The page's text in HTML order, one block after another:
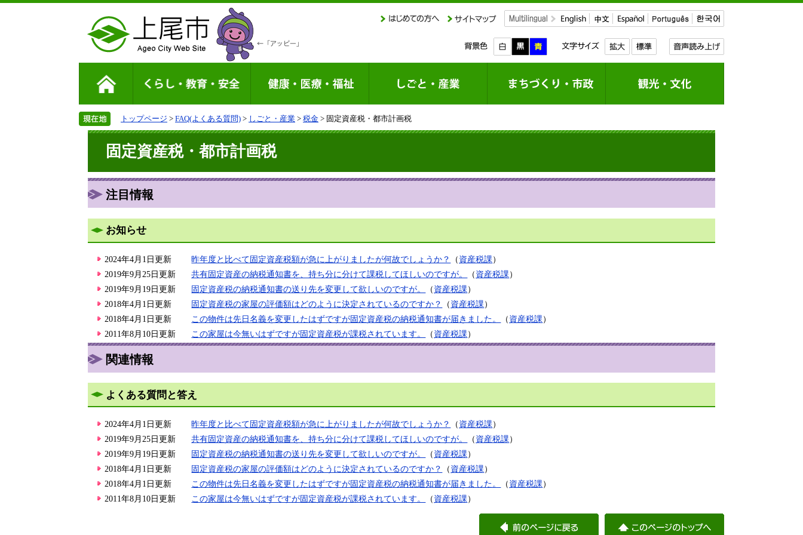
トップページ > FAQ(よくある質問) > しごと・産業 > 税金 > 固定資産税・都市計画税
固定資産税・都市計画税
注目情報
お知らせ
2024年4月1日更新 昨年度と比べて固定資産税額が急に上がりましたが何故でしょうか？ （資産税課）
2019年9月25日更新
共有固定資産の納税通知書を、持ち分に分けて課税してほしいのですが。 （資産税課）
2019年9月19日更新
固定資産税の納税通知書の送り先を変更して欲しいのですが。 （資産税課）
2018年4月1日更新
固定資産税の家屋の評価額はどのように決定されているのですか？ （資産税課）
2018年4月1日更新
この物件は先日名義を変更したはずですが固定資産税の納税通知書が届きました。 （資産税課）
2011年8月10日更新
この家屋は今無いはずですが固定資産税が課税されています。 （資産税課）
関連情報
よくある質問と答え
2024年4月1日更新 昨年度と比べて固定資産税額が急に上がりましたが何故でしょうか？ （資産税課）
2019年9月25日更新
共有固定資産の納税通知書を、持ち分に分けて課税してほしいのですが。 （資産税課）
2019年9月19日更新
固定資産税の納税通知書の送り先を変更して欲しいのですが。 （資産税課）
2018年4月1日更新
固定資産税の家屋の評価額はどのように決定されているのですか？ （資産税課）
2018年4月1日更新
この物件は先日名義を変更したはずですが固定資産税の納税通知書が届きました。 （資産税課）
2011年8月10日更新
この家屋は今無いはずですが固定資産税が課税されています。 （資産税課）